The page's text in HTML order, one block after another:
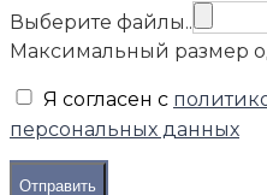
Выберите файлы..
Максимальный размер
Я согласен с
персональных данных
Отправить